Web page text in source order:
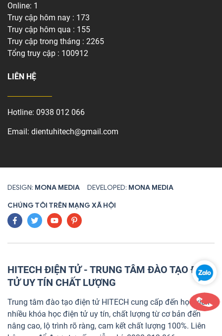
Online: 1
Truy cập hôm nay : 173
Truy cập hôm qua : 155
Truy cập trong tháng : 2265
Tổng truy cập : 100912
LIÊN HỆ
Hotline: 0938 012 066
Email: dientuhitech@gmail.com
DESIGN: MONA MEDIA DEVELOPED: MONA MEDIA
CHÚNG TÔI TRÊN MẠNG XÃ HỘI
HITECH ĐIỆN TỬ - TRUNG TÂM ĐÀO TẠO ĐIỆN
TỬ UY TÍN CHẤT LƯỢNG
Trung tâm đào tạo điện tử HITECH cung cấp đến học viên
nhiều khóa học điện tử uy tín, chất lượng từ cơ bản đến
nâng cao, lộ trình rõ ràng, cam kết chất lượng 100%. Liên